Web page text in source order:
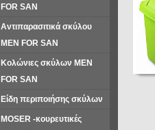
FOR SAN
Αντιπαρασιτικά σκύλου
MEN FOR SAN
Κολώνιες σκύλων MEN
FOR SAN
Είδη περιποιήσης σκύλων
MOSER -κουρευτικές